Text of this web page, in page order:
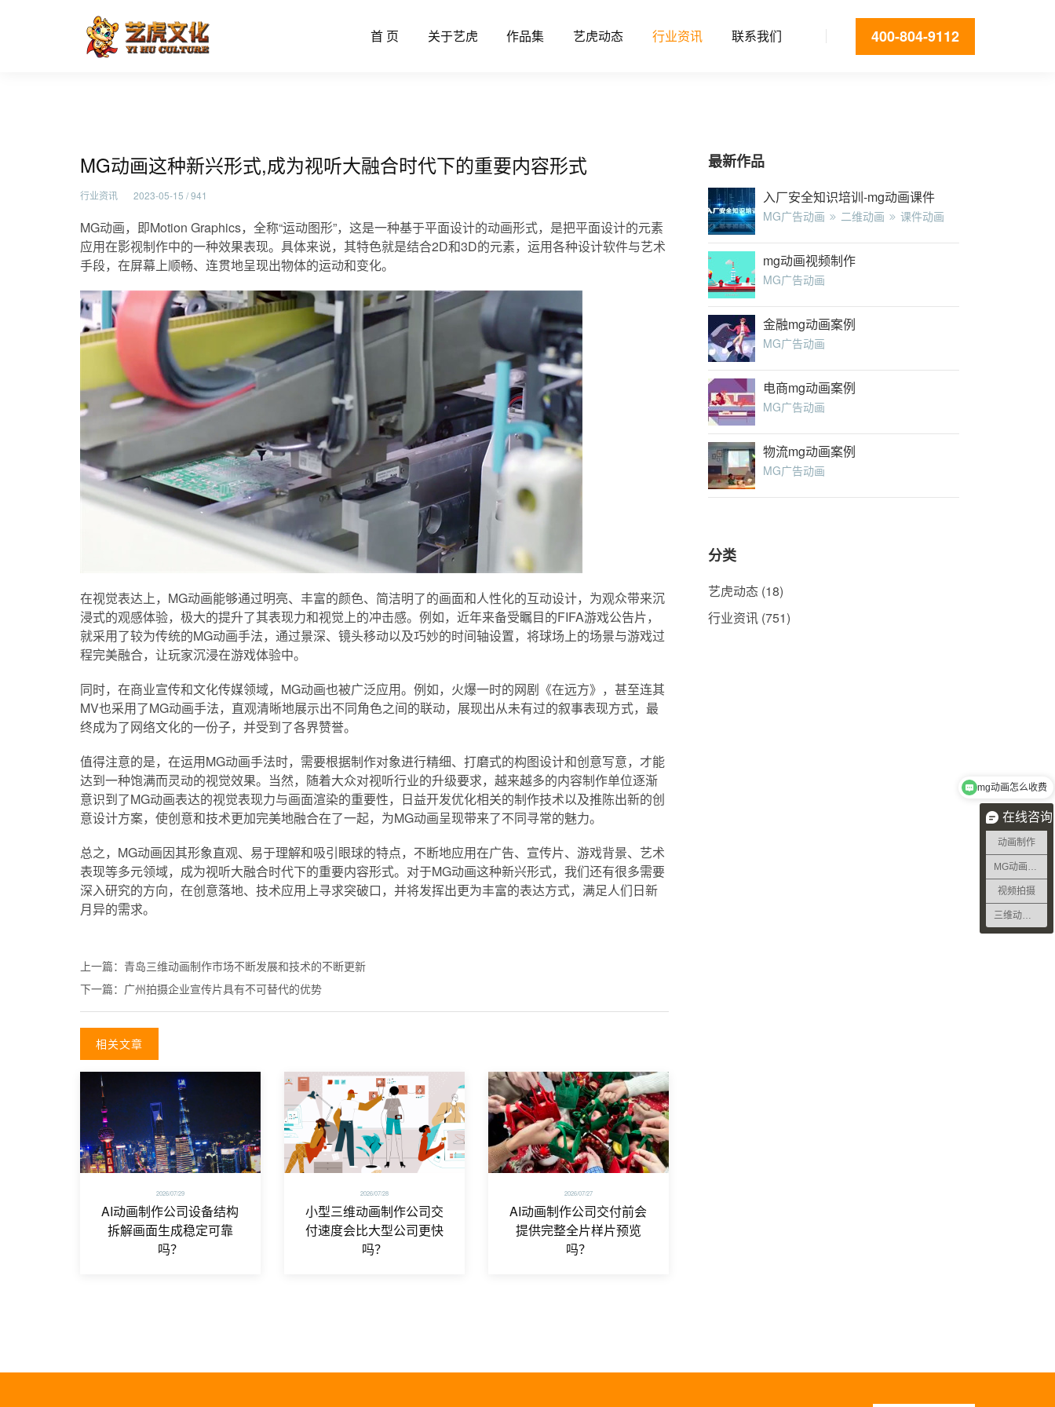
首 页 关于艺虎 作品集 艺虎动态 行业资讯 联系我们 400-804-9112
MG动画这种新兴形式,成为视听大融合时代下的重要内容形式
MG动画这种新兴形式,成为视听大融合时代下的重要内容形式
行业资讯 2023-05-15 / 941
MG动画，即Motion Graphics，全称“运动图形”，这是一种基于平面设计的动画形式，是把平面设计的元素
应用在影视制作中的一种效果表现。具体来说，其特色就是结合2D和3D的元素，运用各种设计软件与艺术
手段，在屏幕上顺畅、连贯地呈现出物体的运动和变化。
在视觉表达上，MG动画能够通过明亮、丰富的颜色、简洁明了的画面和人性化的互动设计，为观众带来沉
浸式的观感体验，极大的提升了其表现力和视觉上的冲击感。例如，近年来备受瞩目的FIFA游戏公告片，
就采用了较为传统的MG动画手法，通过景深、镜头移动以及巧妙的时间轴设置，将球场上的场景与游戏过
程完美融合，让玩家沉浸在游戏体验中。
同时，在商业宣传和文化传媒领域，MG动画也被广泛应用。例如，火爆一时的网剧《在远方》，甚至连其
MV也采用了MG动画手法，直观清晰地展示出不同角色之间的联动，展现出从未有过的叙事表现方式，最
终成为了网络文化的一份子，并受到了各界赞誉。
值得注意的是，在运用MG动画手法时，需要根据制作对象进行精细、打磨式的构图设计和创意写意，才能
达到一种饱满而灵动的视觉效果。当然，随着大众对视听行业的升级要求，越来越多的内容制作单位逐渐
意识到了MG动画表达的视觉表现力与画面渲染的重要性，日益开发优化相关的制作技术以及推陈出新的创
意设计方案，使创意和技术更加完美地融合在了一起，为MG动画呈现带来了不同寻常的魅力。
总之，MG动画因其形象直观、易于理解和吸引眼球的特点，不断地应用在广告、宣传片、游戏背景、艺术
表现等多元领域，成为视听大融合时代下的重要内容形式。对于MG动画这种新兴形式，我们还有很多需要
深入研究的方向，在创意落地、技术应用上寻求突破口，并将发挥出更为丰富的表达方式，满足人们日新
月异的需求。
上一篇： 青岛三维动画制作市场不断发展和技术的不断更新
下一篇： 广州拍摄企业宣传片具有不可替代的优势
相关文章
2026/07/29
AI动画制作公司设备结构
拆解画面生成稳定可靠
吗？
2026/07/28
小型三维动画制作公司交
付速度会比大型公司更快
吗？
2026/07/27
AI动画制作公司交付前会
提供完整全片样片预览
吗？
最新作品
入厂安全知识培训-mg动画课件
MG广告动画 二维动画 课件动画
mg动画视频制作
MG广告动画
金融mg动画案例
MG广告动画
电商mg动画案例
MG广告动画
物流mg动画案例
MG广告动画
分类
艺虎动态 (18)
行业资讯 (751)
在线咨询
动画制作
MG动画制作
视频拍摄
三维动画制作
mg动画怎么收费